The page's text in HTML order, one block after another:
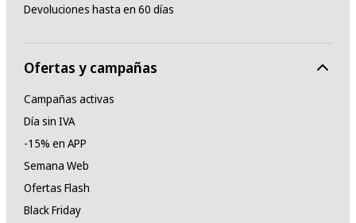
Devoluciones hasta en 60 días
Ofertas y campañas
Campañas activas
Día sin IVA
-15% en APP
Semana Web
Ofertas Flash
Black Friday